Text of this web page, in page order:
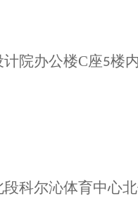
院办公楼C座5楼
科尔沁体育中心